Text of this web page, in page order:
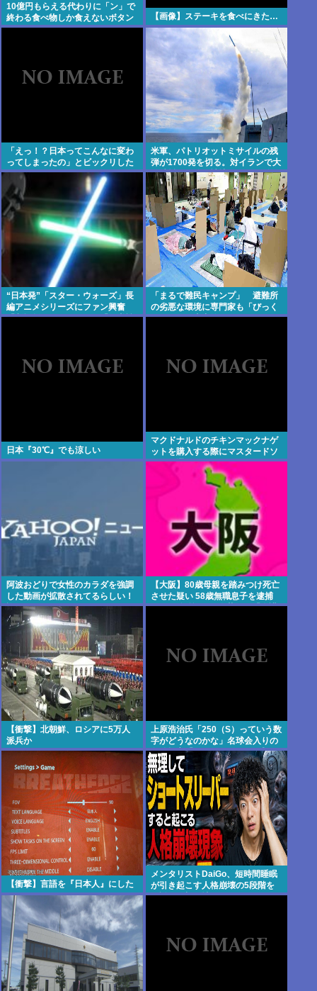
10億円もらえる代わりに「ン」で
終わる食べ物しか食えないボタン
【画像】ステーキを食べにきた…
「えっ！？日本ってこんなに変わ
ってしまったの」とビックリした
こと
米軍、パトリオットミサイルの残
弾が1700発を切る。対イランで大
量消耗した分を補填するのに2年
以上かかる模様。
“日本発”「スター・ウォーズ」長
編アニメシリーズにファン興奮
「劇場版にして欲しい」「艦隊戦
「まるで難民キャンプ」 避難所
の劣悪な環境に専門家も「びっく
りした」 車中泊にもリスクが
日本『30℃』でも涼しい
マクドナルドのチキンマックナゲ
ットを購入する際にマスタードソ
ースを選ぶやつ、ゲェジだった
阿波おどりで女性のカラダを強調
した動画が拡散されてるらしい！
許せないなこれ
【大阪】80歳母親を踏みつけ死亡
させた疑い 58歳無職息子を逮捕
13～14年前から2人暮らし「介護
【衝撃】北朝鮮、ロシアに5万人
派兵か
上原浩治氏「250（S）っていう数
字がどうなのかな」名球会入りの
条件提言「300とか…」 #野球 |
2000安打のハードルが低い
【衝撃】言語を『日本人』にした
メンタリストDaiGo、短時間睡眠
が引き起こす人格崩壊の5段階を
解説…最初に壊れるのは眠気では